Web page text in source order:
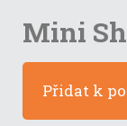
Mini
Přidat k